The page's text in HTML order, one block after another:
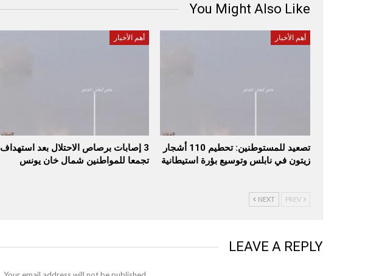
You Might Also Like
أهم الأخبار
تصعيد للمستوطنين: تحطيم 110 أشجار
زيتون في نابلس وتوسيع بؤرة استيطانية
أهم الأخبار
3 إصابات برصاص الاحتلال بعد استهداف
تجمعا للمواطنين شمال خان يونس
NEXT
LEAVE A REPLY